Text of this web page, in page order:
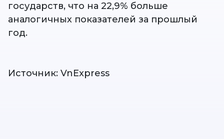
государств, что на 22,9% больше
аналогичных показателей за прошлый
год.
Источник: VnExpress